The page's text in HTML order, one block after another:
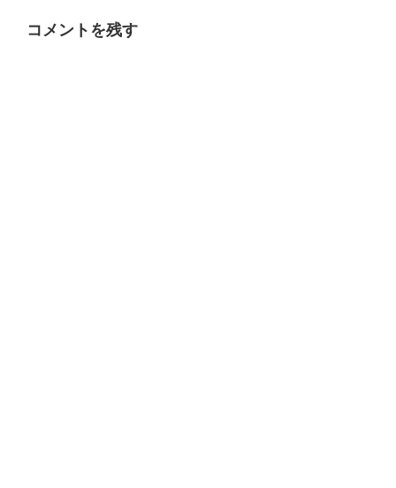
コメントを残す